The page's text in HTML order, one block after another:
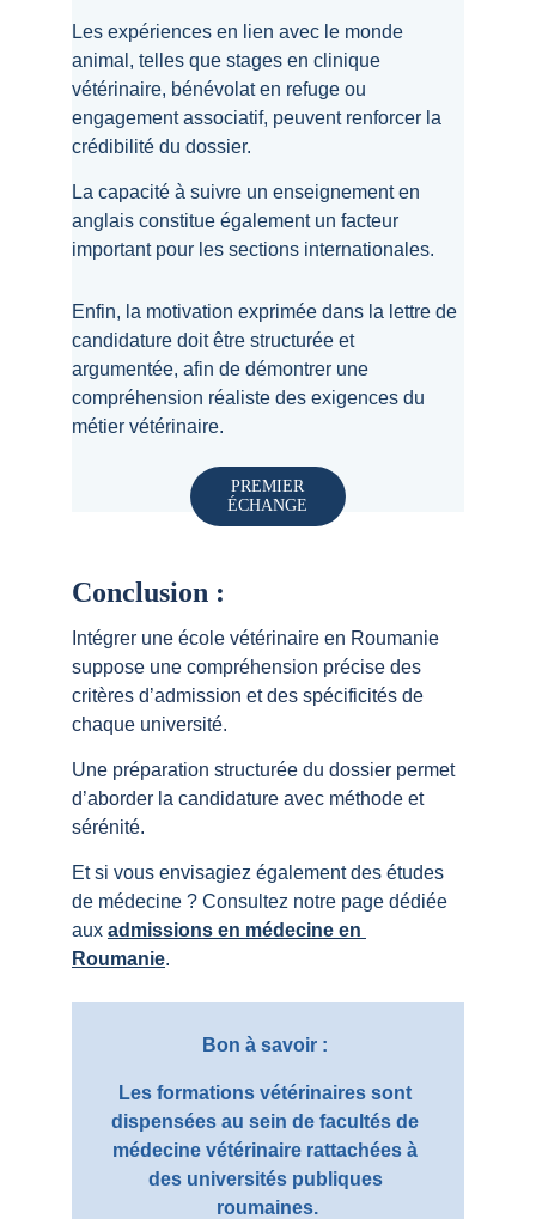
Les expériences en lien avec le monde
animal, telles que stages en clinique
vétérinaire, bénévolat en refuge ou
engagement associatif, peuvent renforcer la
crédibilité du dossier.
La capacité à suivre un enseignement en
anglais constitue également un facteur
important pour les sections internationales.
Enfin, la motivation exprimée dans la lettre de
candidature doit être structurée et
argumentée, afin de démontrer une
compréhension réaliste des exigences du
métier vétérinaire.
PREMIER
ÉCHANGE
Conclusion :
Intégrer une école vétérinaire en Roumanie
suppose une compréhension précise des
critères d’admission et des spécificités de
chaque université.
Une préparation structurée du dossier permet
d’aborder la candidature avec méthode et
sérénité.
Et si vous envisagiez également des études
de médecine ? Consultez notre page dédiée
aux admissions en médecine en
Roumanie.
Bon à savoir :
Les formations vétérinaires sont
dispensées au sein de facultés de
médecine vétérinaire rattachées à
des universités publiques
roumaines.